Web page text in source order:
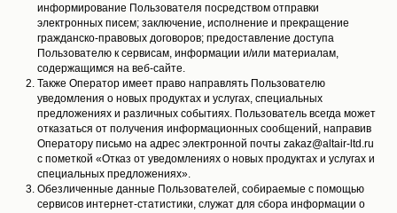
информирование Пользователя посредством отправки
электронных писем; заключение, исполнение и прекращение
гражданско-правовых договоров; предоставление доступа
Пользователю к сервисам, информации и/или материалам,
содержащимся на веб-сайте.
Также Оператор имеет право направлять Пользователю
уведомления о новых продуктах и услугах, специальных
предложениях и различных событиях. Пользователь всегда может
отказаться от получения информационных сообщений, направив
Оператору письмо на адрес электронной почты zakaz@altair-ltd.ru
с пометкой «Отказ от уведомлениях о новых продуктах и услугах и
специальных предложениях».
Обезличенные данные Пользователей, собираемые с помощью
сервисов интернет-статистики, служат для сбора информации о